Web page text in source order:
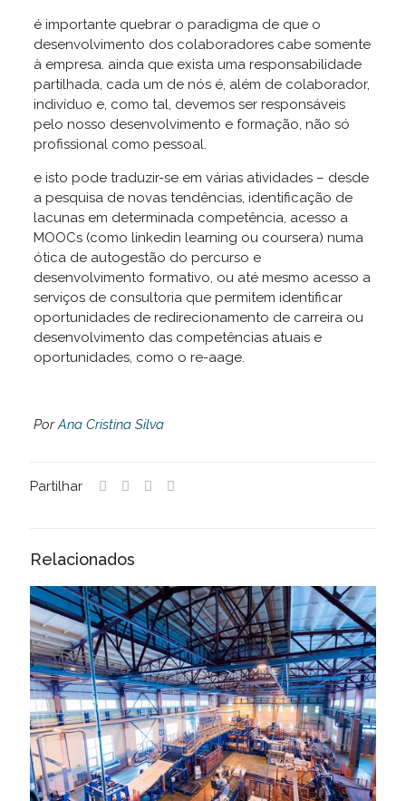
é importante quebrar o paradigma de que o
desenvolvimento dos colaboradores cabe somente
à empresa. ainda que exista uma responsabilidade
partilhada, cada um de nós é, além de colaborador,
indivíduo e, como tal, devemos ser responsáveis
pelo nosso desenvolvimento e formação, não só
profissional como pessoal.
e isto pode traduzir-se em várias atividades – desde
a pesquisa de novas tendências, identificação de
lacunas em determinada competência, acesso a
MOOCs (como linkedin learning ou coursera) numa
ótica de autogestão do percurso e
desenvolvimento formativo, ou até mesmo acesso a
serviços de consultoria que permitem identificar
oportunidades de redirecionamento de carreira ou
desenvolvimento das competências atuais e
oportunidades, como o re-aage.
PorAna Cristina Silva
Partilhar
Relacionados